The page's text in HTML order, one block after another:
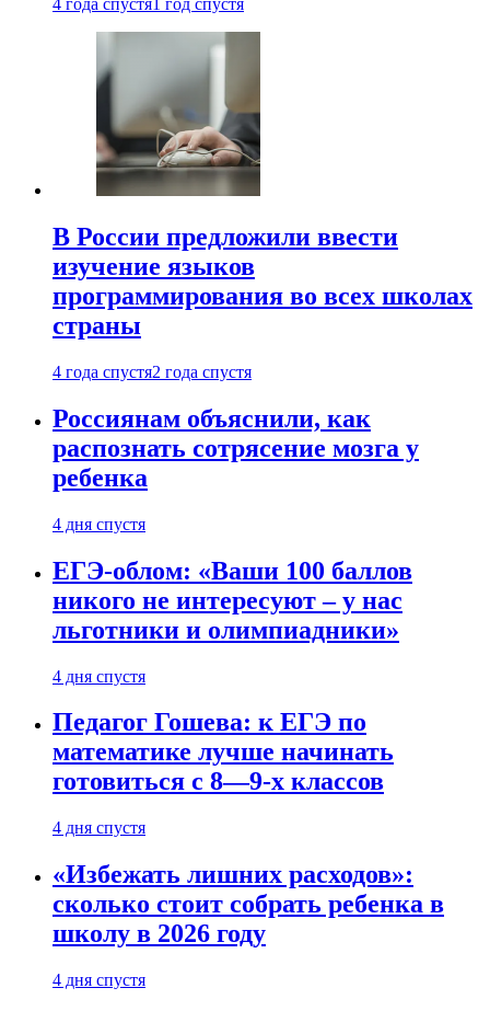
4 года спустя 1 год спустя
В России предложили ввести
изучение языков
программирования во всех школах
страны
4 года спустя2 года спустя
Россиянам объяснили, как
распознать сотрясение мозга у
ребенка
4 дня спустя
ЕГЭ-облом: «Ваши 100 баллов
никого не интересуют – у нас
льготники и олимпиадники»
4 дня спустя
Педагог Гошева: к ЕГЭ по
математике лучше начинать
готовиться с 8—9-х классов
4 дня спустя
«Избежать лишних расходов»:
сколько стоит собрать ребенка в
школу в 2026 году
4 дня спустя